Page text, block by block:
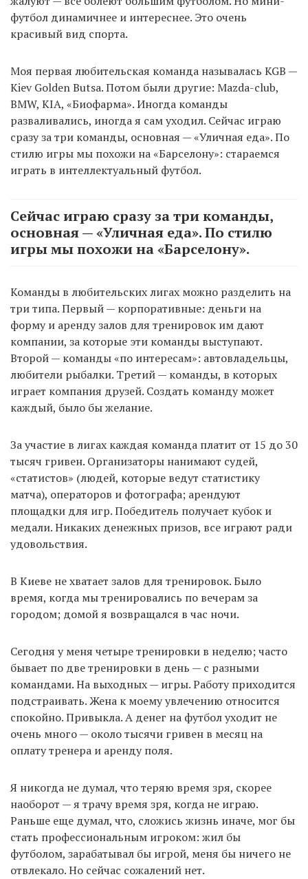
футбол динамичнее и интереснее. Это очень
красивый вид спорта.
Моя первая любительская команда называлась KGB —
Kiev Golden Butsa. Потом были другие: Mazda-club,
BMW, KIA, «Биофарма». Иногда команды
разваливались, иногда я сам уходил. Сейчас играю
сразу за три команды, основная — «Уличная еда». По
стилю игры мы похожи на «Барселону»: стараемся
играть в интеллектуальный футбол.
Сейчас играю сразу за три команды,
основная — «Уличная еда». По стилю
игры мы похожи на «Барселону».
Команды в любительских лигах можно разделить на
три типа. Первый — корпоративные: деньги на
форму и аренду залов для тренировок им дают
компании, за которые эти команды выступают.
Второй — команды «по интересам»: автовладельцы,
любители рыбалки. Третий — команды, в которых
играет компания друзей. Создать команду может
каждый, было бы желание.
За участие в лигах каждая команда платит от 15 до 30
тысяч гривен. Организаторы нанимают судей,
«статистов» (людей, которые ведут статистику
матча), операторов и фотографа; арендуют
площадки для игр. Победитель получает кубок и
медали. Никаких денежных призов, все играют ради
удовольствия.
В Киеве не хватает залов для тренировок. Было
время, когда мы тренировались по вечерам за
городом; домой я возвращался в час ночи.
Сегодня у меня четыре тренировки в неделю; часто
бывает по две тренировки в день — с разными
командами. На выходных — игры. Работу приходится
подстраивать. Жена к моему увлечению относится
спокойно. Привыкла. А денег на футбол уходит не
очень много — около тысячи гривен в месяц на
оплату тренера и аренду поля.
Я никогда не думал, что теряю время зря, скорее
наоборот — я трачу время зря, когда не играю.
Раньше еще думал, что, сложись жизнь иначе, мог бы
стать профессиональным игроком: жил бы
футболом, зарабатывал бы игрой, меня бы ничего не
отвлекало. Но сейчас сожалений нет.